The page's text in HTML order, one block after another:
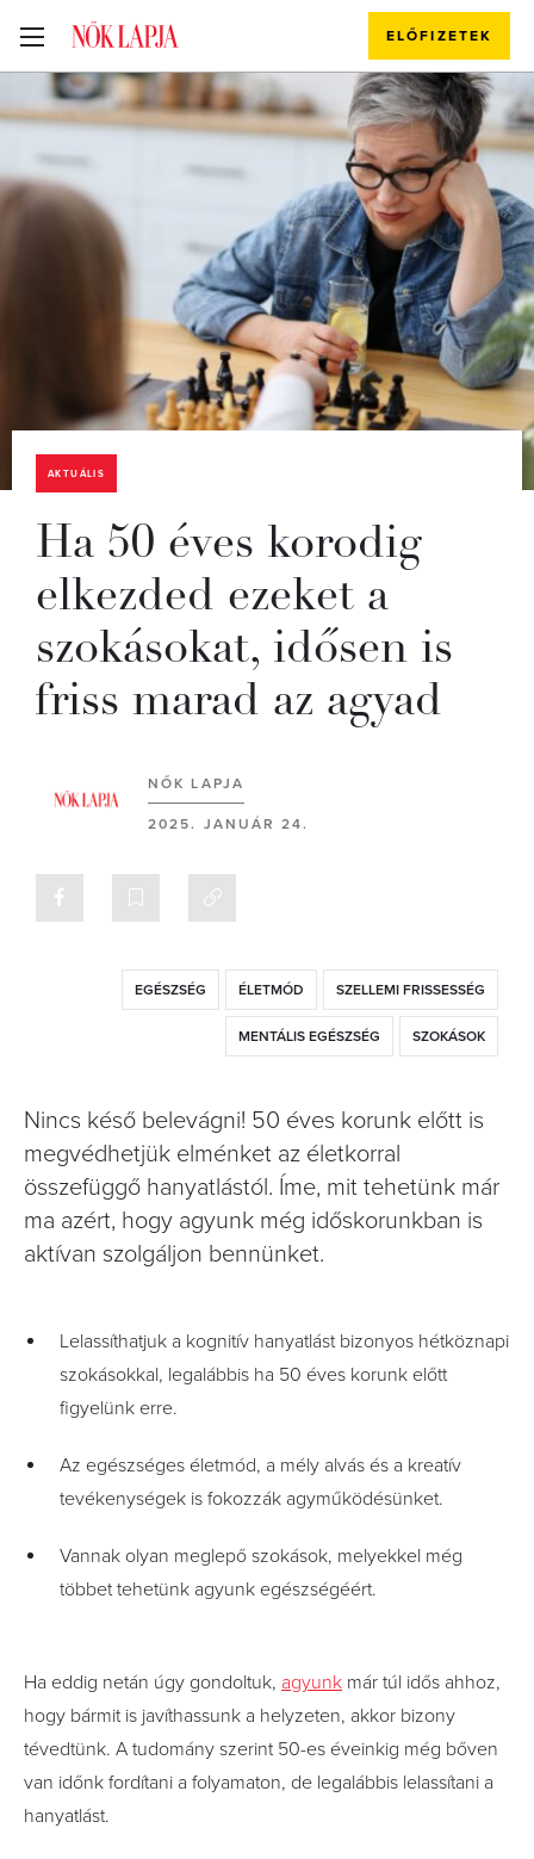
ELŐFIZETEK
AKTUÁLIS
Ha 50 éves korodig
elkezded ezeket a
szokásokat, idősen is
friss marad az agyad
NŐK LAPJA
2025. JANUÁR 24.
EGÉSZSÉG ÉLETMÓD SZELLEMI FRISSESSÉG
MENTÁLIS EGÉSZSÉG SZOKÁSOK
Nincs késő belevágni! 50 éves korunk előtt is
megvédhetjük elménket az életkorral
összefüggő hanyatlástól. Íme, mit tehetünk már
ma azért, hogy agyunk még időskorunkban is
aktívan szolgáljon bennünket.
Lelassíthatjuk a kognitív hanyatlást bizonyos hétköznapi
szokásokkal, legalábbis ha 50 éves korunk előtt
figyelünk erre.
Az egészséges életmód, a mély alvás és a kreatív
tevékenységek is fokozzák agyműködésünket.
Vannak olyan meglepő szokások, melyekkel még
többet tehetünk agyunk egészségéért.
Ha eddig netán úgy gondoltuk, agyunk már túl idős ahhoz,
hogy bármit is javíthassunk a helyzeten, akkor bizony
tévedtünk. A tudomány szerint 50-es éveinkig még bőven
van időnk fordítani a folyamaton, de legalábbis lelassítani a
hanyatlást.